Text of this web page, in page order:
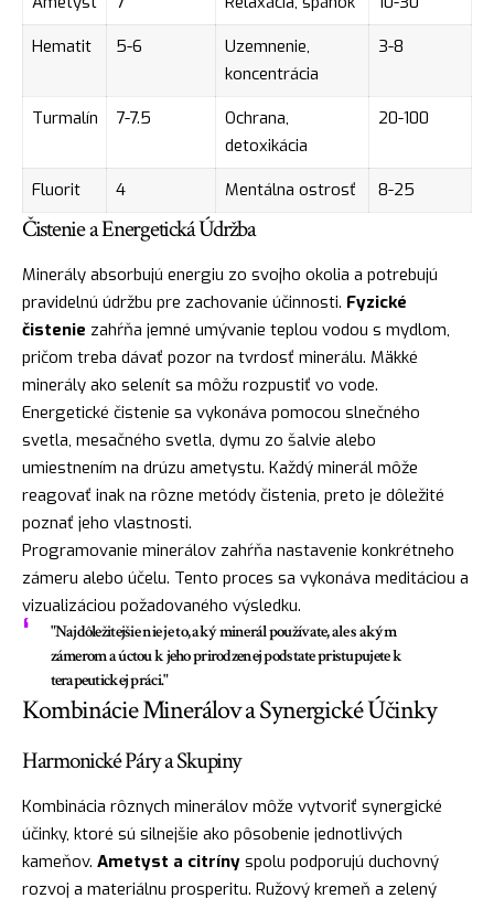
Hematit
5-6
Uzemnenie,
koncentrácia
3-8
Turmalín 7-7.5
Ochrana,
detoxikácia
20-100
Fluorit 4 Mentálna ostrosť 8-25
Čistenie a Energetická Údržba
Minerály absorbujú energiu zo svojho okolia a potrebujú
pravidelnú údržbu pre zachovanie účinnosti. Fyzické
čistenie zahŕňa jemné umývanie teplou vodou s mydlom,
pričom treba dávať pozor na tvrdosť minerálu. Mäkké
minerály ako selenít sa môžu rozpustiť vo vode.
Energetické čistenie sa vykonáva pomocou slnečného
svetla, mesačného svetla, dymu zo šalvie alebo
umiestnením na drúzu ametystu. Každý minerál môže
reagovať inak na rôzne metódy čistenia, preto je dôležité
poznať jeho vlastnosti.
Programovanie minerálov zahŕňa nastavenie konkrétneho
zámeru alebo účelu. Tento proces sa vykonáva meditáciou a
vizualizáciou požadovaného výsledku.
"Najdôležitejšie nie je to, aký minerál používate, ale s akým
zámerom a úctou k jeho prirodzenej podstate pristupujete k
terapeutickej práci."
Kombinácie Minerálov a Synergické Účinky
Harmonické Páry a Skupiny
Kombinácia rôznych minerálov môže vytvoriť synergické
účinky, ktoré sú silnejšie ako pôsobenie jednotlivých
kameňov. Ametyst a citríny spolu podporujú duchovný
rozvoj a materiálnu prosperitu. Ružový kremeň a zelený